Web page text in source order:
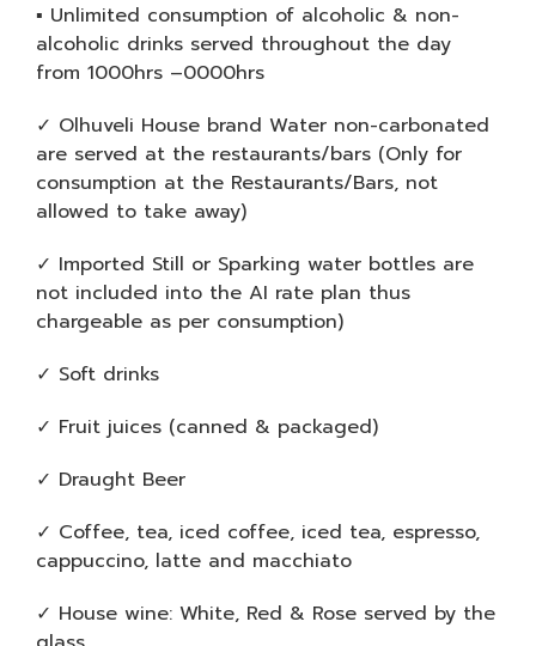
▪ Unlimited consumption of alcoholic & non-
alcoholic drinks served throughout the day
from 1000hrs –0000hrs
✓ Olhuveli House brand Water non-carbonated
are served at the restaurants/bars (Only for
consumption at the Restaurants/Bars, not
allowed to take away)
✓ Imported Still or Sparking water bottles are
not included into the AI rate plan thus
chargeable as per consumption)
✓ Soft drinks
✓ Fruit juices (canned & packaged)
✓ Draught Beer
✓ Coffee, tea, iced coffee, iced tea, espresso,
cappuccino, latte and macchiato
✓ House wine: White, Red & Rose served by the